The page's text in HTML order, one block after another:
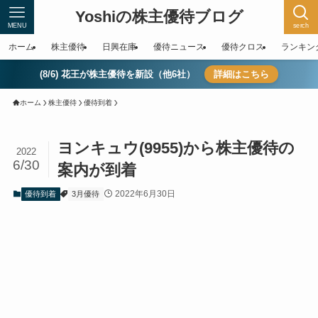
Yoshiの株主優待ブログ serch
MENU
ホーム 株主優待 日興在庫 優待ニュース 優待クロス ランキン
(8/6) 花王が株主優待を新設（他6社） 詳細はこちら
ホーム 株主優待 優待到着
ヨンキュウ(9955)から株主優待の
案内が到着
2022
6/30
優待到着 3月優待 2022年6月30日